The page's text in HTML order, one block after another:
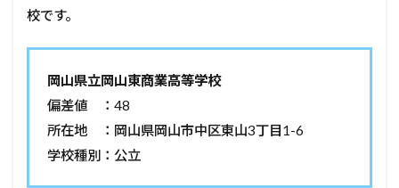
校です。
岡山県立岡山東商業高等学校
偏差値 ：48
所在地 ：岡山県岡山市中区東山3丁目1-6
学校種別：公立